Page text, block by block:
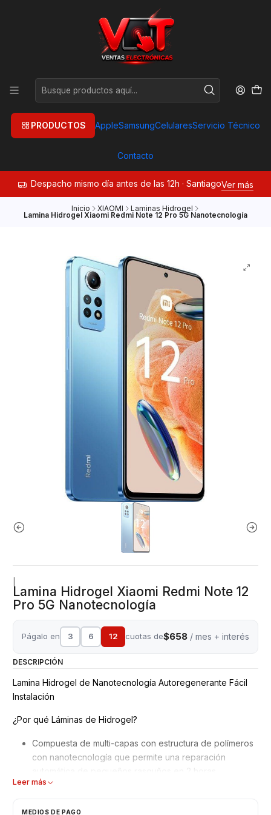
PRODUCTOS AppleSamsungCelularesServicio Técnico
Contacto
Despacho mismo día antes de las 12h · SantiagoVer más
Inicio XIAOMI Laminas Hidrogel
Lamina Hidrogel Xiaomi Redmi Note 12 Pro 5G Nanotecnología
Lamina Hidrogel Xiaomi Redmi Note 12
Pro 5G Nanotecnología
Págalo en 3 6 12 cuotas de$658 / mes + interés
DESCRIPCIÓN
Lamina Hidrogel de Nanotecnología Autoregenerante Fácil
Instalación
¿Por qué Láminas de Hidrogel?
Compuesta de multi-capas con estructura de polímeros
con nanotecnología que permite una reparación
automática de pequeños rasguños en 2 horas.
Mejor adaptación y absorción de golpes, debido a su
No interfiere en el reconocimiento de la huella dactilar
Leer más
MEDIOS DE PAGO